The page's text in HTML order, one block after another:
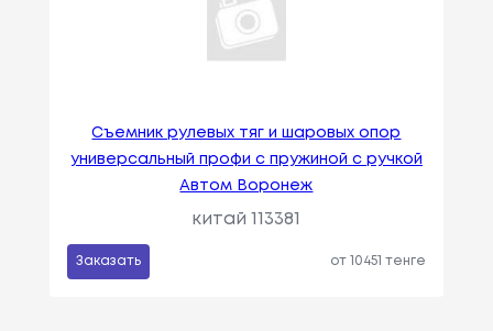
Съемник рулевых тяг и шаровых опор
универсальный профи с пружиной с ручкой
Автом Воронеж
китай 113381
Заказать от 10451 тенге